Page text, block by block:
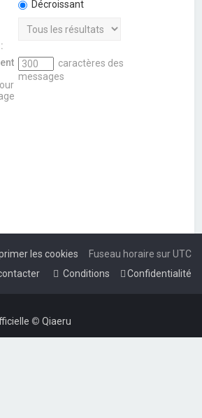
Décroissant
caractères des
messages
Fuseau horaire surUTC
les cookies
Confidentialité
Conditions
© Qiaeru